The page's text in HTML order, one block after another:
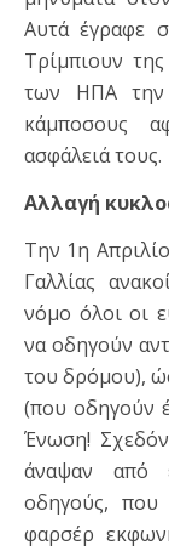
Αυτά έγραφε
Τρίμπιουν
των ΗΠΑ την
κάμποσους
ασφάλειά τους.
Αλλαγή
Την 1η
Γαλλίας
νόμο όλοι οι
να οδηγούν
του δρόμου),
(που οδηγούν
Ένωση!
άναψαν από
οδηγούς, που
φαρσέρ